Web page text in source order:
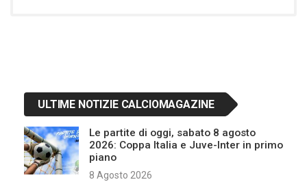
ULTIME NOTIZIE CALCIOMAGAZINE
Le partite di oggi, sabato 8 agosto
2026: Coppa Italia e Juve-Inter in primo
piano
8 Agosto 2026